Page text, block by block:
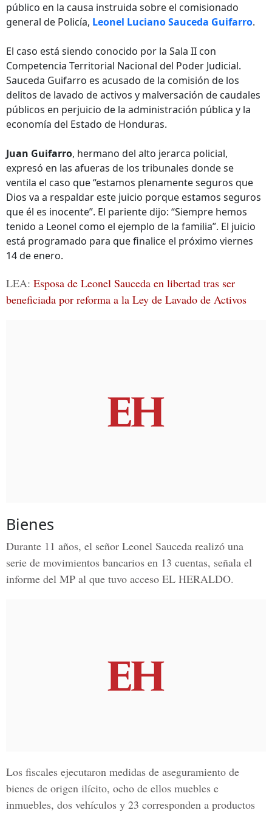
público en la causa instruida sobre el comisionado
general de Policía, Leonel Luciano Sauceda Guifarro.
El caso está siendo conocido por la Sala II con
Competencia Territorial Nacional del Poder Judicial.
Sauceda Guifarro es acusado de la comisión de los
delitos de lavado de activos y malversación de caudales
públicos en perjuicio de la administración pública y la
economía del Estado de Honduras.
Juan Guifarro, hermano del alto jerarca policial,
expresó en las afueras de los tribunales donde se
ventila el caso que “estamos plenamente seguros que
Dios va a respaldar este juicio porque estamos seguros
que él es inocente”. El pariente dijo: “Siempre hemos
tenido a Leonel como el ejemplo de la familia”. El juicio
está programado para que finalice el próximo viernes
14 de enero.
LEA: Esposa de Leonel Sauceda en libertad tras ser
beneficiada por reforma a la Ley de Lavado de Activos
Bienes
Durante 11 años, el señor Leonel Sauceda realizó una
serie de movimientos bancarios en 13 cuentas, señala el
informe del MP al que tuvo acceso EL HERALDO.
Los fiscales ejecutaron medidas de aseguramiento de
bienes de origen ilícito, ocho de ellos muebles e
inmuebles, dos vehículos y 23 corresponden a productos